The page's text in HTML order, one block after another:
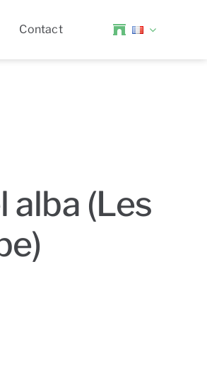
Contact
alba (Les